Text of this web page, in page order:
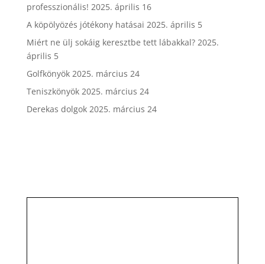
professzionális! 2025. április 16
A köpölyözés jótékony hatásai 2025. április 5
Miért ne ülj sokáig keresztbe tett lábakkal? 2025.
április 5
Golfkönyök 2025. március 24
Teniszkönyök 2025. március 24
Derekas dolgok 2025. március 24